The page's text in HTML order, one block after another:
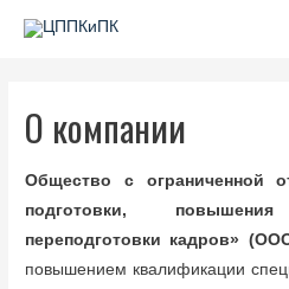
О компании
Общество с ограниченной
подготовки,
переподготовки кадров»
повышением квалификации